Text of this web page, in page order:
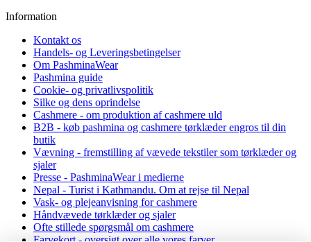
Information
Kontakt os
Handels- og Leveringsbetingelser
Om PashminaWear
Pashmina guide
Cookie- og privatlivspolitik
Silke og dens oprindelse
Cashmere - om produktion af cashmere uld
B2B - køb pashmina og cashmere tørklæder engros til din
butik
Vævning - fremstilling af vævede tekstiler som tørklæder og
sjaler
Presse - PashminaWear i medierne
Nepal - Turist i Kathmandu. Om at rejse til Nepal
Vask- og plejeanvisning for cashmere
Håndvævede tørklæder og sjaler
Ofte stillede spørgsmål om cashmere